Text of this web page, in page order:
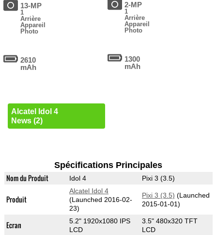
13-MP
1
Arrière
Appareil
Photo
2610
mAh
Alcatel Idol 4
News (2)
2-MP
1
Arrière
Appareil
Photo
1300
mAh
Spécifications Principales
Nom du Produit Idol 4 Pixi 3 (3.5)
Produit
Alcatel Idol 4
(Launched 2016-02-
23)
Pixi 3 (3.5) (Launched
2015-01-01)
Ecran
5.2" 1920x1080 IPS
LCD
3.5" 480x320 TFT
LCD